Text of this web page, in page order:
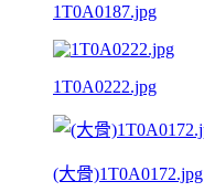
1T0A0187.jpg
1T0A0222.jpg
(大骨)1T0A0172.jpg